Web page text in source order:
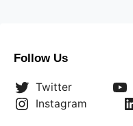
Follow Us
Twitter
Instagram